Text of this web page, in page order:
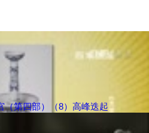
（第四部）（8）高峰迭起